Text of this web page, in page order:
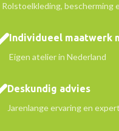
Rolstoelkleding, bescherming
Individueel maatwerk
Eigen atelier in Nederland
Deskundig advies
Jarenlange ervaring en